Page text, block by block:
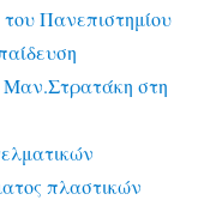
Πανεπιστημίου
στη
πλαστικών